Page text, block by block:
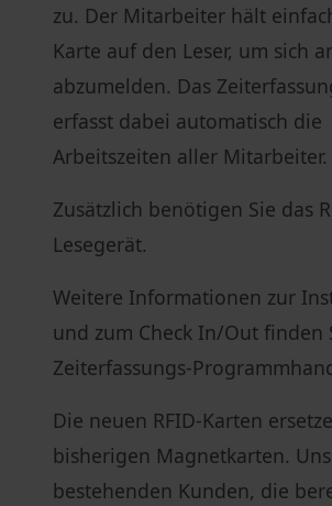
zu. Der Mitarbeiter hält
Karte auf den Leser, um sich
abzumelden. Das
erfasst dabei automatisch die
Arbeitszeiten aller Mitarbeiter.
Zusätzlich benötigen Sie das
Lesegerät.
Weitere Informationen zur
und zum Check In/Out finden
Zeiterfassungs-
Die neuen RFID-Karten
bisherigen Magnetkarten.
bestehenden Kunden, die